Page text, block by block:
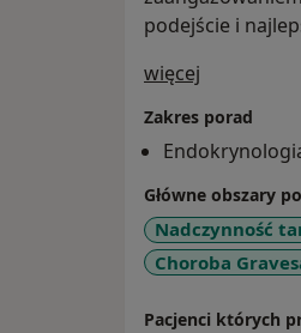
podejście i
więcej
Zakres porad
Główne obszary
Nadczynność
Choroba
Pacjenci których